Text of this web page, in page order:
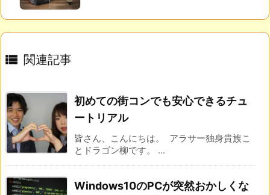
 関連記事
初めての街コンでも安心できるチュ
ートリアル
皆さん、こんにちは。 アラサー独身貴族こ
とドラゴン柳です。 ...
Windows10のPCが突然おかしくな